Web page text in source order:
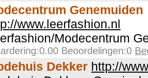
Genemuiden
www.leerfashion.nl
Modecentrum
Beoordelingen:0
Dekker http://